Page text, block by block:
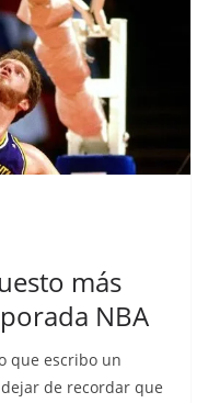
más
NBA
que escribo un
de recordar que